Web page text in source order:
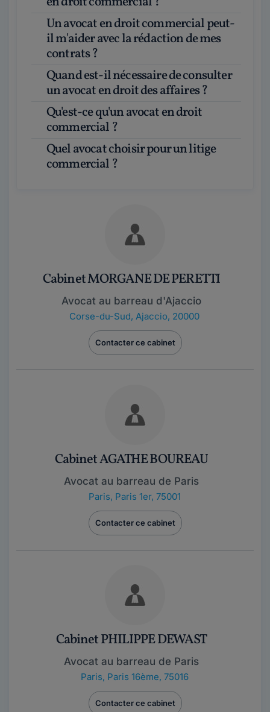
Un avocat en droit commercial peut-
il m'aider avec la rédaction de mes
contrats ?
Quand est-il nécessaire de consulter
un avocat en droit des affaires ?
Qu'est-ce qu'un avocat en droit
commercial ?
Quel avocat choisir pour un litige
commercial ?
Cabinet MORGANE DE PERETTI
Avocat au barreau d'Ajaccio
Corse-du-Sud, Ajaccio, 20000
Contacter ce cabinet
Cabinet AGATHE BOUREAU
Avocat au barreau de Paris
Paris, Paris 1er, 75001
Contacter ce cabinet
Cabinet PHILIPPE DEWAST
Avocat au barreau de Paris
Paris, Paris 16ème, 75016
Contacter ce cabinet